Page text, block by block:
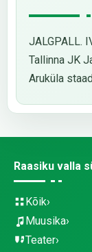
JALGPALL.
Tallinna JK
Aruküla
Raasiku valla
Kõik
Muusika
Teater